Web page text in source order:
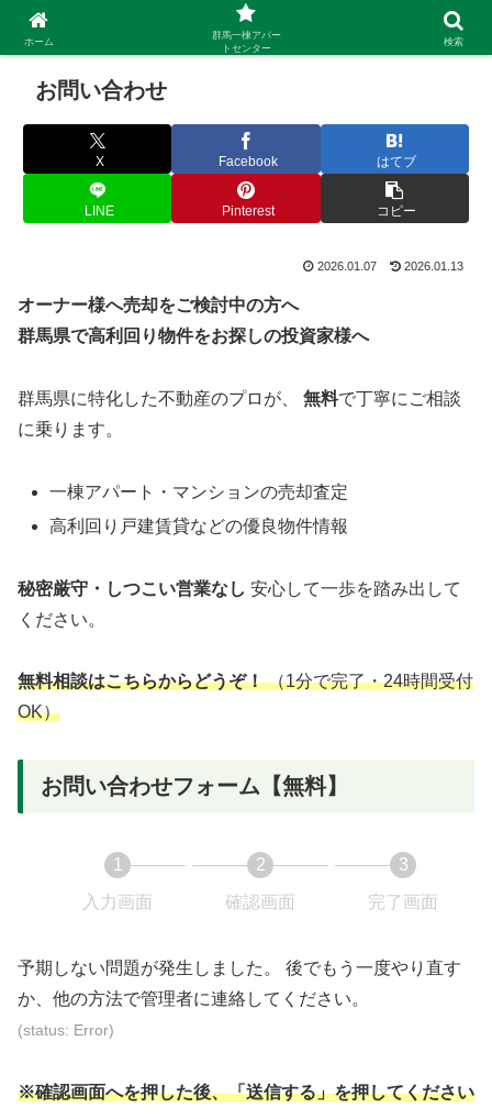
お問い合わせ
X Facebook はてブ
LINE Pinterest コピー
2026.01.07 2026.01.13
オーナー様へ売却をご検討中の方へ
群馬県で高利回り物件をお探しの投資家様へ
群馬県に特化した不動産のプロが、 無料で丁寧にご相談
に乗ります。
一棟アパート・マンションの売却査定
高利回り戸建賃貸などの優良物件情報
秘密厳守・しつこい営業なし 安心して一歩を踏み出して
ください。
無料相談はこちらからどうぞ！（1分で完了・24時間受付
OK）
お問い合わせフォーム【無料】
1
入力画面
表
示
て
2
確認画面
表
示
て
3
完了画面
表
て
予期しない問題が発生しました。 後でもう一度やり直す
か、他の方法で管理者に連絡してください。
(status: Error)
※確認画面へを押した後、「送信する」を押してください
ホーム
群馬一棟アパー
トセンター
検索